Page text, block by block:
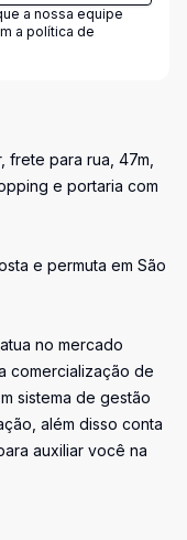
a nossa equipe
a política de
frete para rua, 47m,
e portaria com
e permuta em São
no mercado
comercialização de
sistema de gestão
além disso conta
auxiliar você na